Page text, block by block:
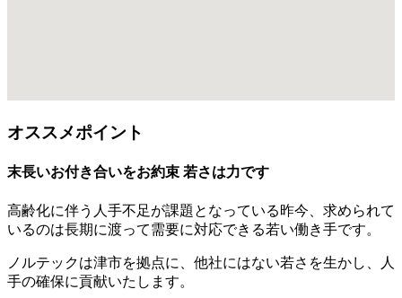
オススメポイント
末長いお付き合いをお約束 若さは力です
高齢化に伴う人手不足が課題となっている昨今、求められて
いるのは長期に渡って需要に対応できる若い働き手です。
ノルテックは津市を拠点に、他社にはない若さを生かし、人
手の確保に貢献いたします。